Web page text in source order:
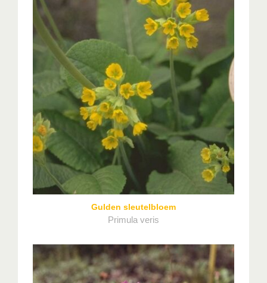
Gulden sleutelbloem
Primula veris